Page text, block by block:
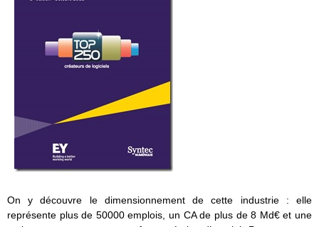
On y découvre le dimensionnement de cette industrie : elle
représente plus de 50000 emplois, un CA de plus de 8 Md€ et une